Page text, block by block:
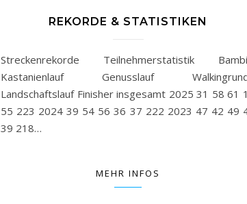
REKORDE & STATISTIKEN
Streckenrekorde Teilnehmerstatistik
Kastanienlauf Genusslauf
Landschaftslauf Finisher insgesamt 2025 31 58 61
55 223 2024 39 54 56 36 37 222 2023 47 42 49
39 218…
MEHR INFOS